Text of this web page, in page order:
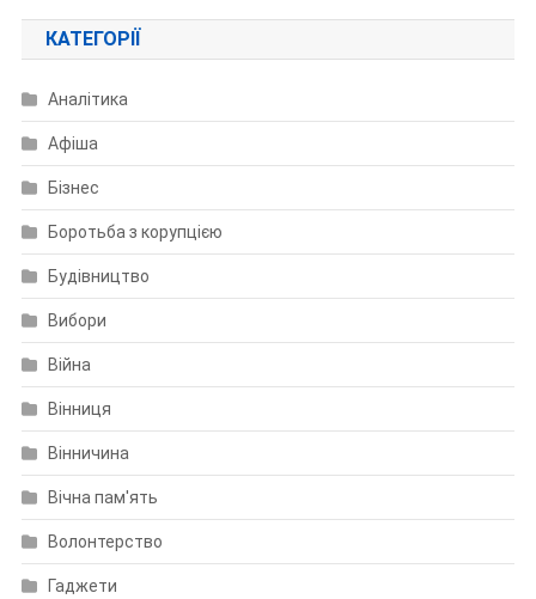
КАТЕГОРІЇ
Аналітика
Афіша
Бізнес
Боротьба з корупцією
Будівництво
Вибори
Війна
Вінниця
Вінничина
Вічна пам'ять
Волонтерство
Гаджети